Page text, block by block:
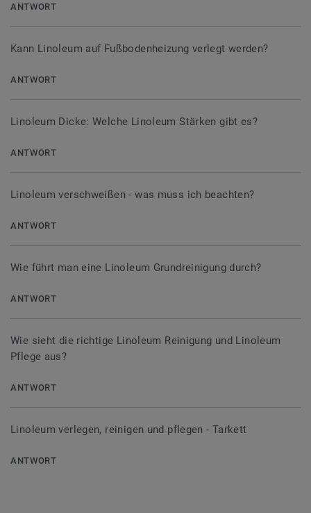
ANTWORT
Kann Linoleum auf Fußbodenheizung verlegt werden?
ANTWORT
Linoleum Dicke: Welche Linoleum Stärken gibt es?
ANTWORT
Linoleum verschweißen - was muss ich beachten?
ANTWORT
Wie führt man eine Linoleum Grundreinigung durch?
ANTWORT
Wie sieht die richtige Linoleum Reinigung und Linoleum
Pflege aus?
ANTWORT
Linoleum verlegen, reinigen und pflegen - Tarkett
ANTWORT